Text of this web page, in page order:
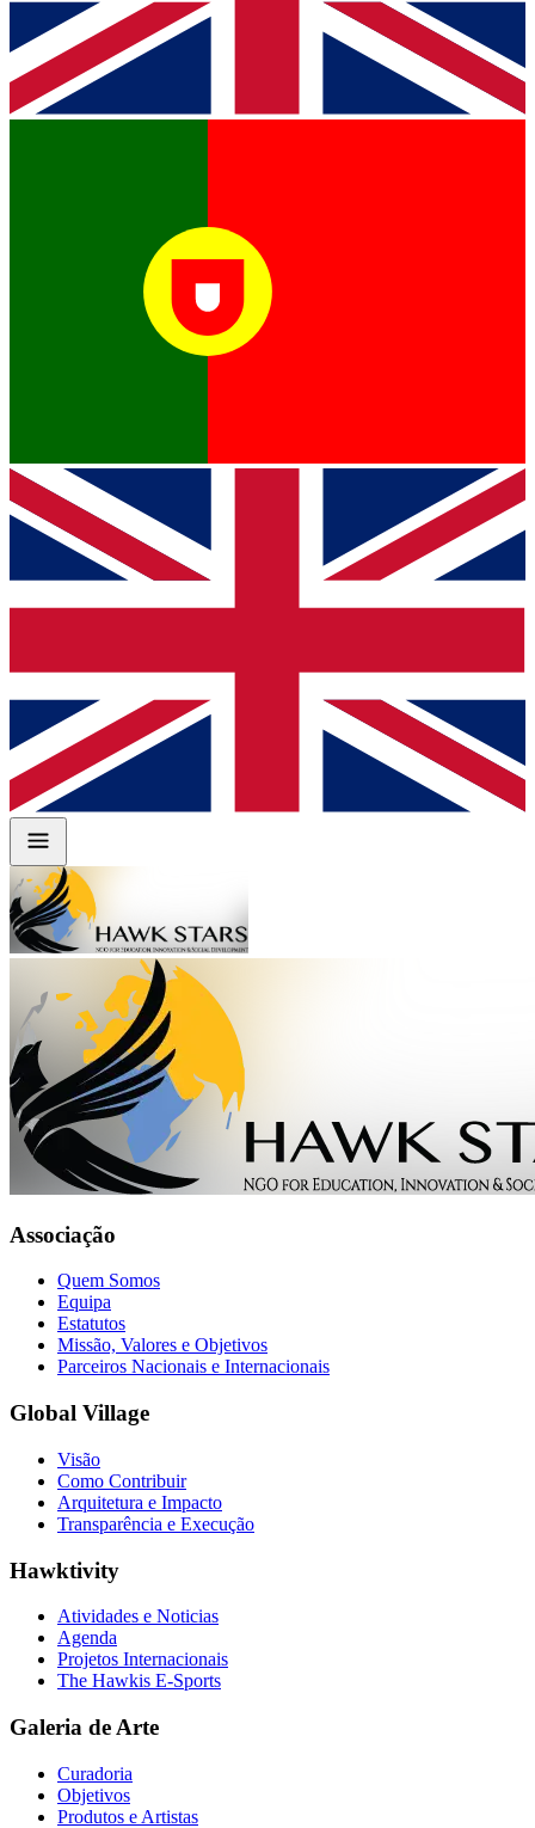
Associação
Quem Somos
Equipa
Estatutos
Missão, Valores e Objetivos
Parceiros Nacionais e Internacionais
Global Village
Visão
Como Contribuir
Arquitetura e Impacto
Transparência e Execução
Hawktivity
Atividades e Noticias
Agenda
Projetos Internacionais
The Hawkis E-Sports
Galeria de Arte
Curadoria
Objetivos
Produtos e Artistas